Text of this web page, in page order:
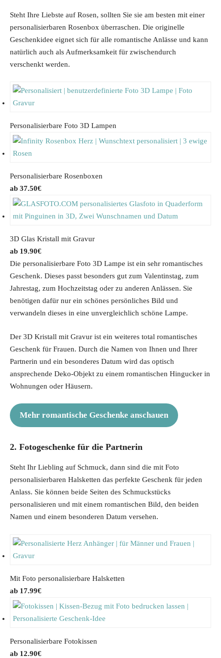
Steht Ihre Liebste auf Rosen, sollten Sie sie am besten mit einer
personalisierbaren Rosenbox überraschen. Die originelle
Geschenkidee eignet sich für alle romantische Anlässe und kann
natürlich auch als Aufmerksamkeit für zwischendurch
verschenkt werden.
Personalisierbare Foto 3D Lampen
Personalisierbare Rosenboxen
37.50€
3D Glas Kristall mit Gravur
19.90€
Die personalisierbare Foto 3D Lampe ist ein sehr romantisches
Geschenk. Dieses passt besonders gut zum Valentinstag, zum
Jahrestag, zum Hochzeitstag oder zu anderen Anlässen. Sie
benötigen dafür nur ein schönes persönliches Bild und
verwandeln dieses in eine unvergleichlich schöne Lampe.
Der 3D Kristall mit Gravur ist ein weiteres total romantisches
Geschenk für Frauen. Durch die Namen von Ihnen und Ihrer
Partnerin und ein besonderes Datum wird das optisch
ansprechende Deko-Objekt zu einem romantischen Hingucker in
Wohnungen oder Häusern.
Mehr romantische Geschenke anschauen
2. Fotogeschenke für die Partnerin
Steht Ihr Liebling auf Schmuck, dann sind die mit Foto
personalisierbaren Halsketten das perfekte Geschenk für jeden
Anlass. Sie können beide Seiten des Schmuckstücks
personalisieren und mit einem romantischen Bild, den beiden
Namen und einem besonderen Datum versehen.
Mit Foto personalisierbare Halsketten
17.99€
Personalisierbare Fotokissen
12.90€